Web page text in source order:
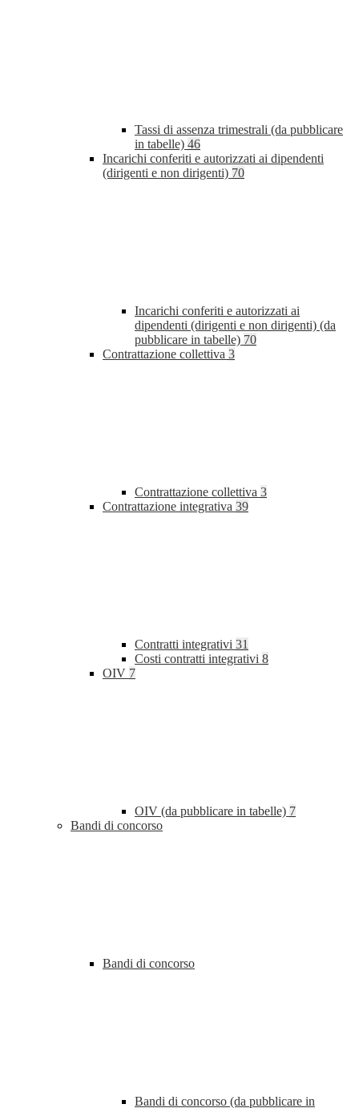
Tassi di assenza trimestrali (da pubblicare
in tabelle) 46
Incarichi conferiti e autorizzati ai dipendenti
(dirigenti e non dirigenti) 70
Incarichi conferiti e autorizzati ai
dipendenti (dirigenti e non dirigenti) (da
pubblicare in tabelle) 70
Contrattazione collettiva 3
Contrattazione collettiva 3
Contrattazione integrativa 39
Contratti integrativi 31
Costi contratti integrativi 8
OIV 7
OIV (da pubblicare in tabelle) 7
Bandi di concorso
Bandi di concorso
Bandi di concorso (da pubblicare in